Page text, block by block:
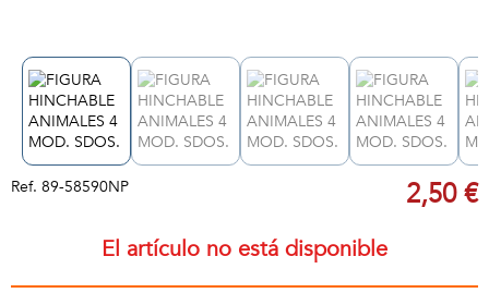
Ref. 89-58590NP 2,50 €
El artículo no está disponible